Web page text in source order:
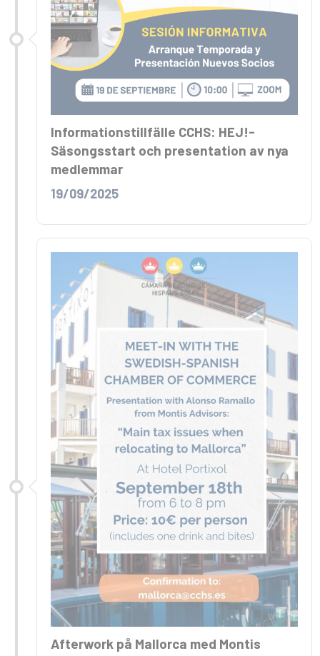
Informationstillfälle CCHS: HEJ!-
Säsongsstart och presentation av nya
medlemmar
19/09/2025
Afterwork på Mallorca med Montis